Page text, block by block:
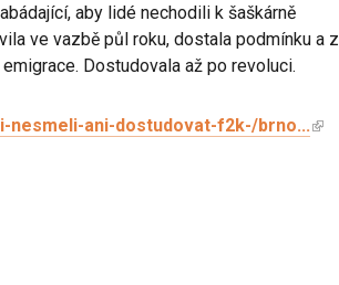
aby lidé nechodili k šaškárně
ve vazbě půl roku, dostala podmínku a z
Dostudovala až po revoluci.
ani-dostudovat-f2k-/brno...